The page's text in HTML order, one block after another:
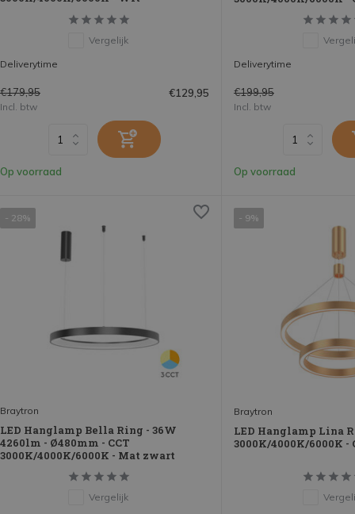
Vergelijk
Deliverytime
€179,95 €129,95
Incl. btw
Op voorraad
Deliverytime
€199,95
Incl. btw
Op voorraad
- 28%
Braytron
LED Hanglamp Bella Ring - 36W
4260lm - Ø480mm - CCT
3000K/4000K/6000K - Mat zwart
Vergelijk
- 9%
Braytron
LED Hanglamp Lina
3000K/4000K/6000K -